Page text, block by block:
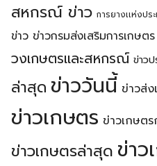
สหกรณ์ ข่าว การยางเเห่งปร
ข่าว ข่าวกรมส่งเสริมการเกษตร
วงเกษตรเเละสหกรณ์ ข่าว
ล่าสุด ข่าววันนี้ ข่าวส่ง
ข่าวเกษตร ข่าวเกษต
ข่าวเกษตรล่าสุด ข่า